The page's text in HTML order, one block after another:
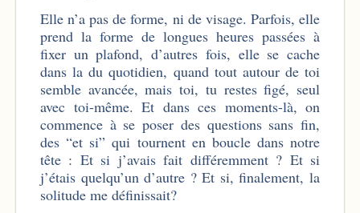
Elle n’a pas de forme, ni de visage. Parfois, elle
prend la forme de longues heures passées à
fixer un plafond, d’autres fois, elle se cache
dans la du quotidien, quand tout autour de toi
semble avancée, mais toi, tu restes figé, seul
avec toi-même. Et dans ces moments-là, on
commence à se poser des questions sans fin,
des “et si” qui tournent en boucle dans notre
tête : Et si j’avais fait différemment ? Et si
j’étais quelqu’un d’autre ? Et si, finalement, la
solitude me définissait?